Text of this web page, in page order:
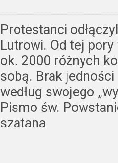
Protestanci
Lutrowi. Od tej
ok. 2000 różnych
sobą. Brak
według swojego
Pismo św.
szatana